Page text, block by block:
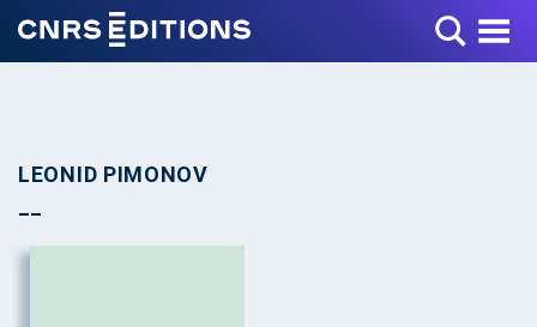
Toggle Menu
LEONID PIMONOV